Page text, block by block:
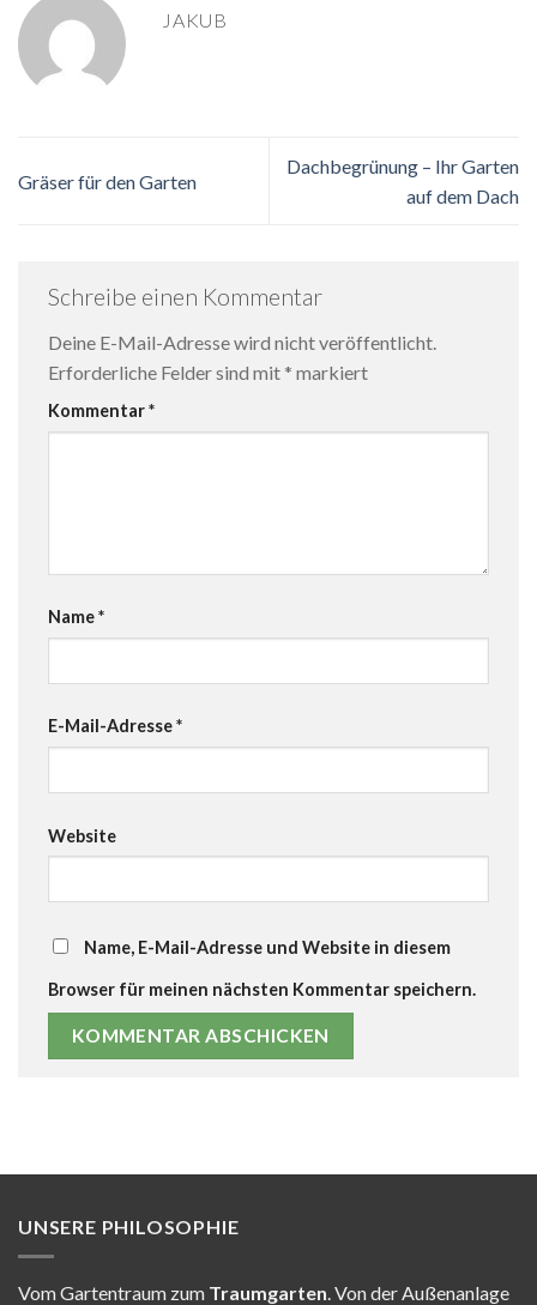
JAKUB
Gräser für den Garten
Dachbegrünung – Ihr Garten
auf dem Dach
Schreibe einen Kommentar
Deine E-Mail-Adresse wird nicht veröffentlicht.
Erforderliche Felder sind mit * markiert
Kommentar*
Name*
E-Mail-Adresse*
Website
Name, E-Mail-Adresse und Website in diesem
Browser für meinen nächsten Kommentar speichern.
UNSERE PHILOSOPHIE
Vom Gartentraum zum Traumgarten . Von der Außenanlage